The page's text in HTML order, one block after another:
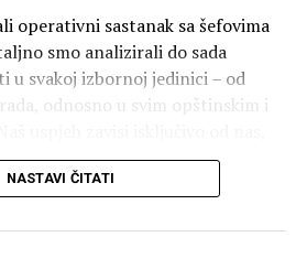
operativni sastanak sa šefovima
smo analizirali do sada
u svakoj izbornoj jedinici – od
odnosno u svim opštinskim i
i truda. Zato
odgovornije i predanije, jer
ne stajemo!“ — poručio je
NASTAVI ČITATI